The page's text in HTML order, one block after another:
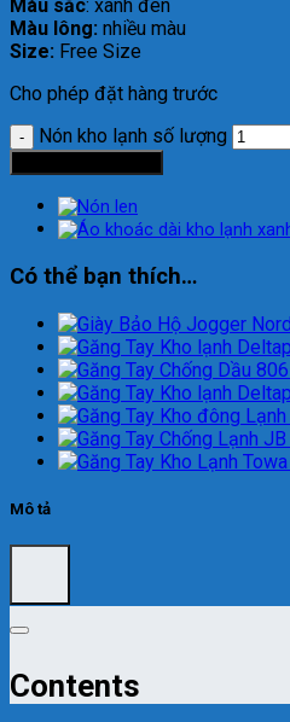
Màu sắc: xanh đen
Màu lông: nhiều màu
Size: Free Size
Cho phép đặt hàng trước
Nón kho lạnh số lượng
Có thể bạn thích…
Mô tả
Contents